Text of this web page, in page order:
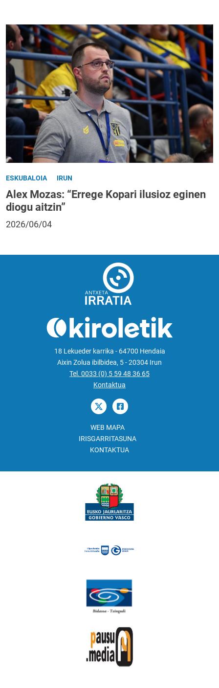
ESKUBALOIA IRUN
Alex Mozas: “Errege Kopari ilusioz eginen
diogu aitzin”
2026/06/04
18 Lekueder karrika - 64700 Hendaia
Aixin Zolua ibilbidea, 5 - 20304 Irun
Tel. 0033 (0) 5 59 48 36 65
Kontaktua
WEB MAPA
IRISGARRITASUNA
KONTAKTUA